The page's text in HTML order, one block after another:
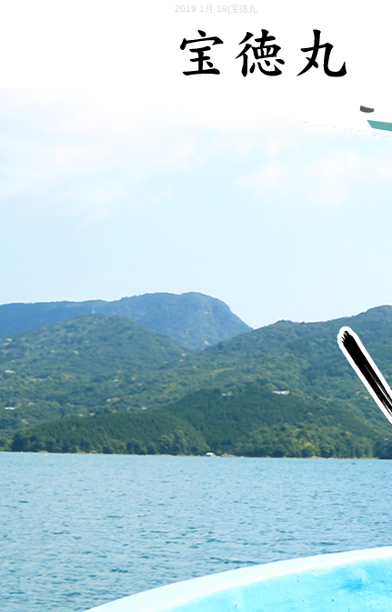
2019 1月 19|宝徳丸